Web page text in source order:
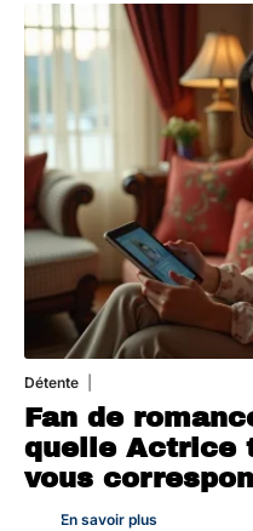
Détente
Fan de
quelle Actrice
vous
En savoir plus